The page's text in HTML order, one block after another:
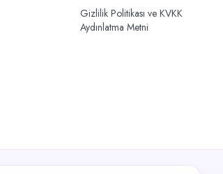
Gizlilik Politikası ve KVKK
Aydınlatma Metni